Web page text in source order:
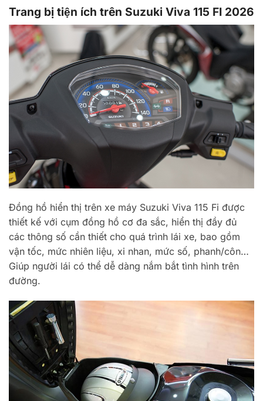
Trang bị tiện ích trên Suzuki Viva 115 FI 2026
Đồng hồ hiển thị trên xe máy Suzuki Viva 115 Fi được
thiết kế với cụm đồng hồ cơ đa sắc, hiển thị đầy đủ
các thông số cần thiết cho quá trình lái xe, bao gồm
vận tốc, mức nhiên liệu, xi nhan, mức số, phanh/côn…
Giúp người lái có thể dễ dàng nắm bắt tình hình trên
đường.